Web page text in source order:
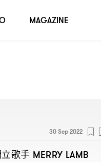
30 Sep 2022
歌手 MERRY LAMB
MAGAZINE